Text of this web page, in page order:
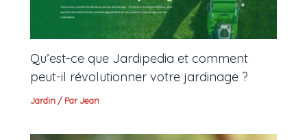
Qu’est-ce que Jardipedia et comment
peut-il révolutionner votre jardinage ?
Jardin / ParJean